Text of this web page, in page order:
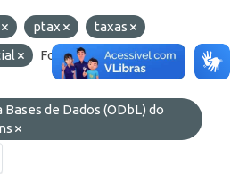
ptax
taxas
Formatos:
API
de Dados (ODbL) do